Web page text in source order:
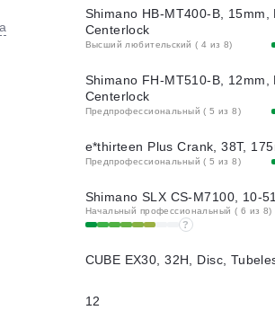
Shimano HB-MT400-B, 15mm,
Centerlock
Высший любительский ( 4 из 8)
Shimano FH-MT510-B, 12mm,
Centerlock
Предпрофессиональный ( 5 из 8)
e*thirteen Plus Crank, 38T,
Предпрофессиональный ( 5 из 8)
Shimano SLX CS-M7100, 10-
Начальный профессиональный ( 6 из 8)
?
CUBE EX30, 32H, Disc,
12